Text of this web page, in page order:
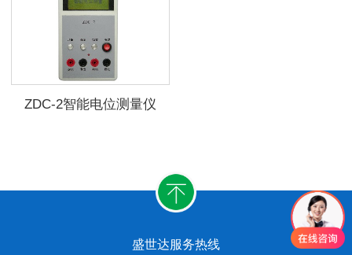
ZDC-2智能电位测量仪
盛世达服务热线